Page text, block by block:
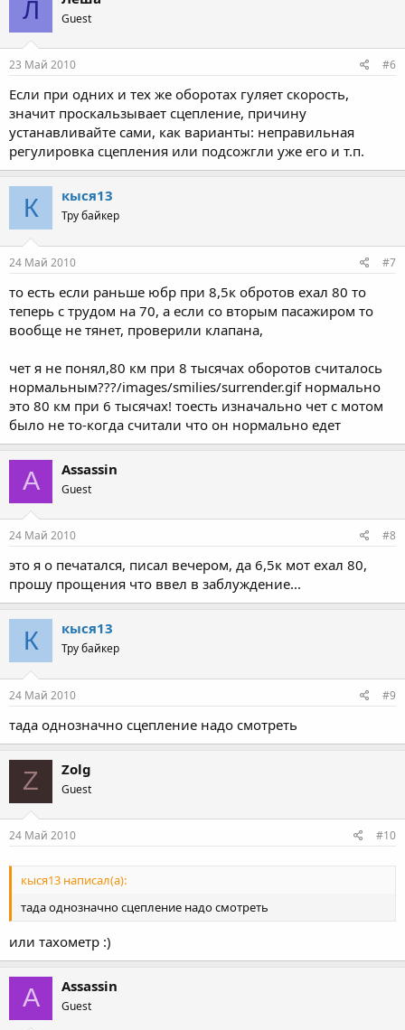
Л Guest
23 Май 2010 #6
Если при одних и тех же оборотах гуляет скорость,
значит проскальзывает сцепление, причину
устанавливайте сами, как варианты: неправильная
регулировка сцепления или подсожгли уже его и т.п.
К кыся13
Тру байкер
24 Май 2010 #7
то есть если раньше юбр при 8,5к обротов ехал 80 то
теперь с трудом на 70, а если со вторым пасажиром то
вообще не тянет, проверили клапана,
чет я не понял,80 км при 8 тысячах оборотов считалось
нормальным???/images/smilies/surrender.gif нормально
это 80 км при 6 тысячах! тоесть изначально чет с мотом
было не то-когда считали что он нормально едет
A Assassin
Guest
24 Май 2010 #8
это я о печатался, писал вечером, да 6,5к мот ехал 80,
прошу прощения что ввел в заблуждение...
К кыся13
Тру байкер
24 Май 2010 #9
тада однозначно сцепление надо смотреть
Z Zolg
Guest
24 Май 2010 #10
кыся13 написал(а):
тада однозначно сцепление надо смотреть
или тахометр :)
A Assassin
Guest